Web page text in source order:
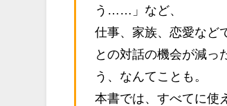
う……」など、
仕事、家族、恋愛など
との対話の機会が減っ
う、なんてことも。
本書では、すべてに使